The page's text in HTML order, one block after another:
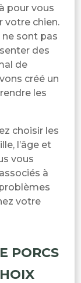
pour vous
votre chien.
sont pas
des
de
créé un
les
choisir les
l’âge et
vous
à
votre
PORCS